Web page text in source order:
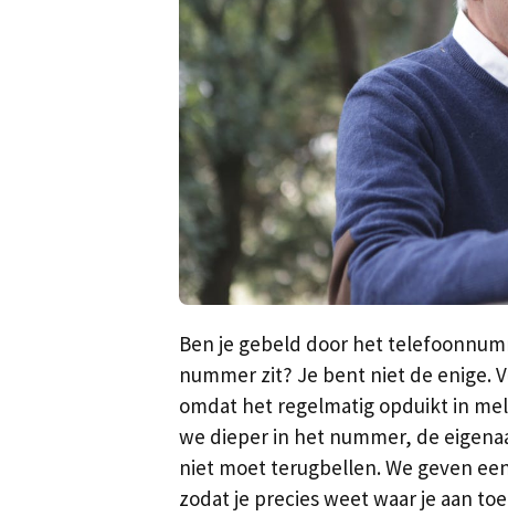
Ben je gebeld door het
nummer zit? Je bent niet de enige.
omdat het regelmatig opduikt in
we dieper in het nummer, de
niet moet terugbellen. We geven
zodat je precies weet waar je aan